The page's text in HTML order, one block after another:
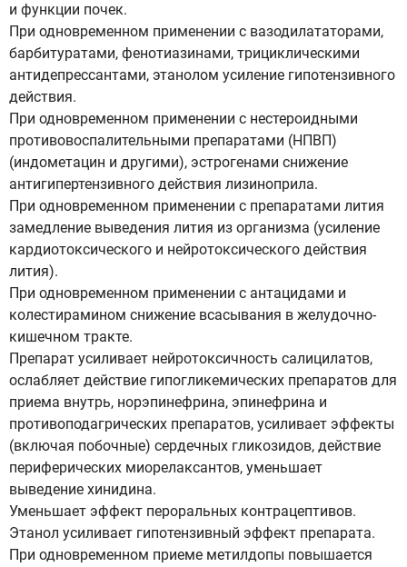
и функции почек.
При одновременном применении с вазодилататорами,
барбитуратами, фенотиазинами, трициклическими
антидепрессантами, этанолом усиление гипотензивного
действия.
При одновременном применении с нестероидными
противовоспалительными препаратами (НПВП)
(индометацин и другими), эстрогенами снижение
антигипертензивного действия лизиноприла.
При одновременном применении с препаратами лития
замедление выведения лития из организма (усиление
кардиотоксического и нейротоксического действия
лития).
При одновременном применении с антацидами и
колестирамином снижение всасывания в желудочно-
кишечном тракте.
Препарат усиливает нейротоксичность салицилатов,
ослабляет действие гипогликемических препаратов для
приема внутрь, норэпинефрина, эпинефрина и
противоподагрических препаратов, усиливает эффекты
(включая побочные) сердечных гликозидов, действие
периферических миорелаксантов, уменьшает
выведение хинидина.
Уменьшает эффект пероральных контрацептивов.
Этанол усиливает гипотензивный эффект препарата.
При одновременном приеме метилдопы повышается